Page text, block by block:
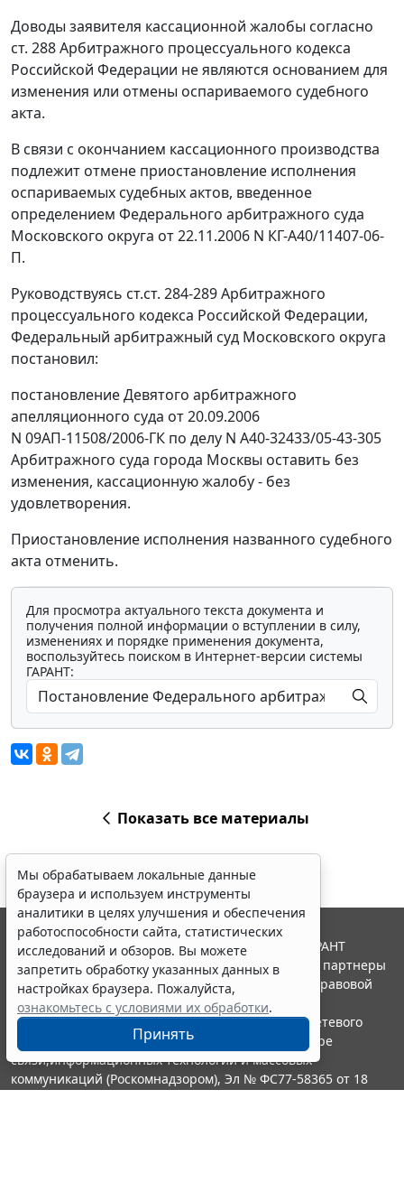
Доводы заявителя кассационной жалобы согласно
ст. 288Арбитражного процессуального кодекса
Российской Федерации не являются основанием для
изменения или отмены оспариваемого судебного
акта.
В связи с окончанием кассационного производства
подлежит отмене приостановление исполнения
оспариваемых судебных актов, введенное
определением Федерального арбитражного суда
Московского округа от 22.11.2006 N КГ-А40/11407-06-
П.
Руководствуясь ст.ст. 284-289Арбитражного
процессуального кодекса Российской Федерации,
Федеральный арбитражный суд Московского округа
постановил:
постановление Девятого арбитражного
апелляционного суда от 20.09.2006
N 09АП-11508/2006-ГК по делу N А40-32433/05-43-305
Арбитражного суда города Москвы оставить без
изменения, кассационную жалобу - без
удовлетворения.
Приостановление исполнения названного судебного
акта отменить.
Для просмотра актуального текста документа и
получения полной информации о вступлении в силу,
изменениях и порядке применения документа,
воспользуйтесь поиском в Интернет-версии системы
ГАРАНТ:
Показать все материалы
Мы обрабатываем локальные данные
браузера и используем инструменты
аналитики в целях улучшения и обеспечения
работоспособности сайта, статистических
исследований и обзоров. Вы можете
запретить обработку указанных данных в
настройках браузера. Пожалуйста,
ознакомьтесь с условиями их обработки.
Принять
© ООО "НПП "ГАРАНТ-СЕРВИС", 2026. Система ГАРАНТ
выпускается с 1990 года. Компания "Гарант" и ее партнеры
являются участниками Российской ассоциации правовой
информации ГАРАНТ.
Портал ГАРАНТ.РУ зарегистрирован в качестве сетевого
издания Федеральной службой по надзору в сфере
связи,информационных технологий и массовых
коммуникаций (Роскомнадзором), Эл № ФС77-58365 от 18